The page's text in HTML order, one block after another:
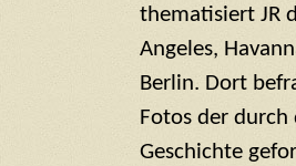
thematisiert JR
Angeles,
Berlin. Dort
Fotos der durch
Geschichte